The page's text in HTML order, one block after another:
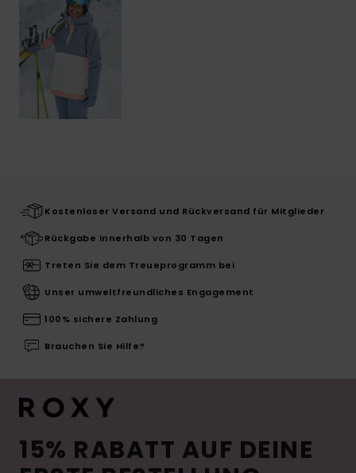
Kostenloser Versand und Rückversand für Mitglieder
Rückgabe innerhalb von 30 Tagen
Treten Sie dem Treueprogramm bei
Unser umweltfreundliches Engagement
100% sichere Zahlung
Brauchen Sie Hilfe?
15% RABATT AUF DEINE